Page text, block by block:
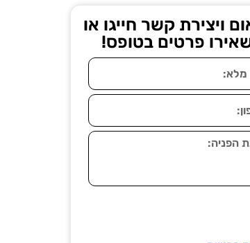
ויצירת קשר חייגו או
פרטים בטופס!